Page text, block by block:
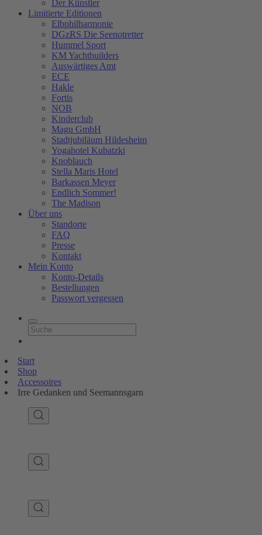
Der Künstler
Limitierte Editionen
Elbphilharmonie
DGzRS Die Seenotretter
Hummel Sport
KM Yachtbuilders
Auswärtiges Amt
ECE
Hakle
Fortis
NOB
Kinderclub
Magu GmbH
Stadtjubiläum Hildesheim
Yogahotel Kubatzki
Knoblauch
Stella Maris Hotel
Barkassen Meyer
Endlich Sommer!
The Madison
Über uns
Standorte
FAQ
Presse
Kontakt
Mein Konto
Konto-Details
Bestellungen
Passwort vergessen
Start
Shop
Accessoires
Irre Gedanken und Seemannsgarn